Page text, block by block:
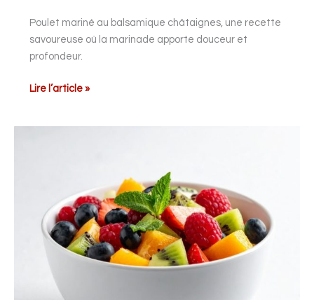
Poulet mariné au balsamique châtaignes, une recette
savoureuse où la marinade apporte douceur et
profondeur.
Lire l’article »